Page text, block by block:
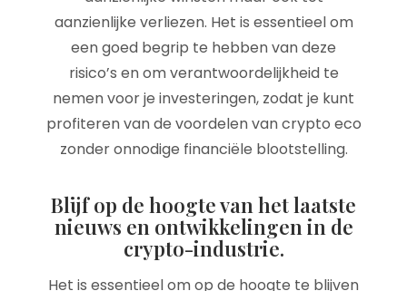
aanzienlijke verliezen. Het is essentieel om
een goed begrip te hebben van deze
risico’s en om verantwoordelijkheid te
nemen voor je investeringen, zodat je kunt
profiteren van de voordelen van crypto eco
zonder onnodige financiële blootstelling.
Blijf op de hoogte van het laatste
nieuws en ontwikkelingen in de
crypto-industrie.
Het is essentieel om op de hoogte te blijven